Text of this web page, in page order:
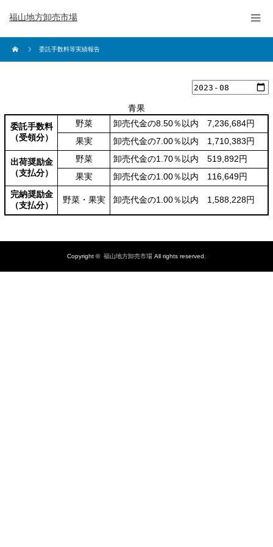
福山地方卸売市場
委託手数料等実績報告
青果
委託手数料
（受領分）
野菜
卸売代金の8.50％以内 7,236,684円
果実
卸売代金の7.00％以内 1,710,383円
出荷奨励金
（支払分）
野菜
卸売代金の1.70％以内 519,892円
果実
卸売代金の1.00％以内 116,649円
完納奨励金
（支払分）
野菜・果実 卸売代金の1.00％以内 1,588,228円
Copyright © 福山地方卸売市場 All rights reserved.